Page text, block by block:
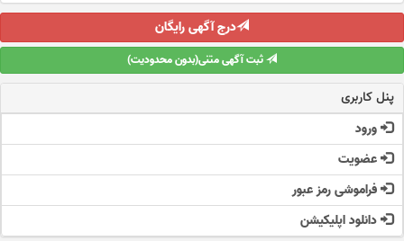
درج آگهی رایگان
ثبت آگهی متنی(بدون محدودیت)
پنل کاربری
ورود
عضویت
فراموشی رمز عبور
دانلود اپلیکیشن